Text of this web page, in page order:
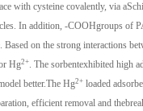
with cysteine covalently, via
In addition, -COOHgroups of
on the strong interactions
Hg2+. The sorbentexhibited high
better.The Hg2+ loaded
efficient removal and